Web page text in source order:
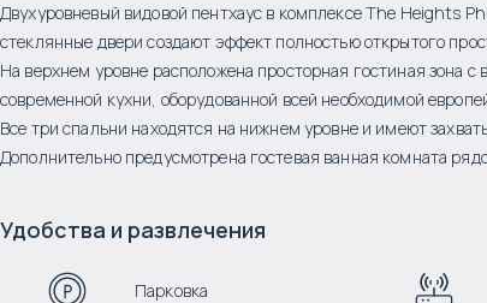
Двухуровневый видовой пентхаус в комплексе The Heights
стеклянные двери создают эффект полностью открытого
На верхнем уровне расположена просторная гостиная зона
современной кухни, оборудованной всей необходимой
Все три спальни находятся на нижнем уровне и имеют
Дополнительно предусмотрена гостевая ванная комната
Удобства и развлечения
Парковка